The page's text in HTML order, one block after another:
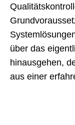
über das
hinausgehen,
aus einer